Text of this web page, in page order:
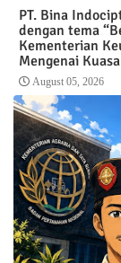
PT. Bina
dengan tema
Kementerian
Mengenai
August 05, 2026